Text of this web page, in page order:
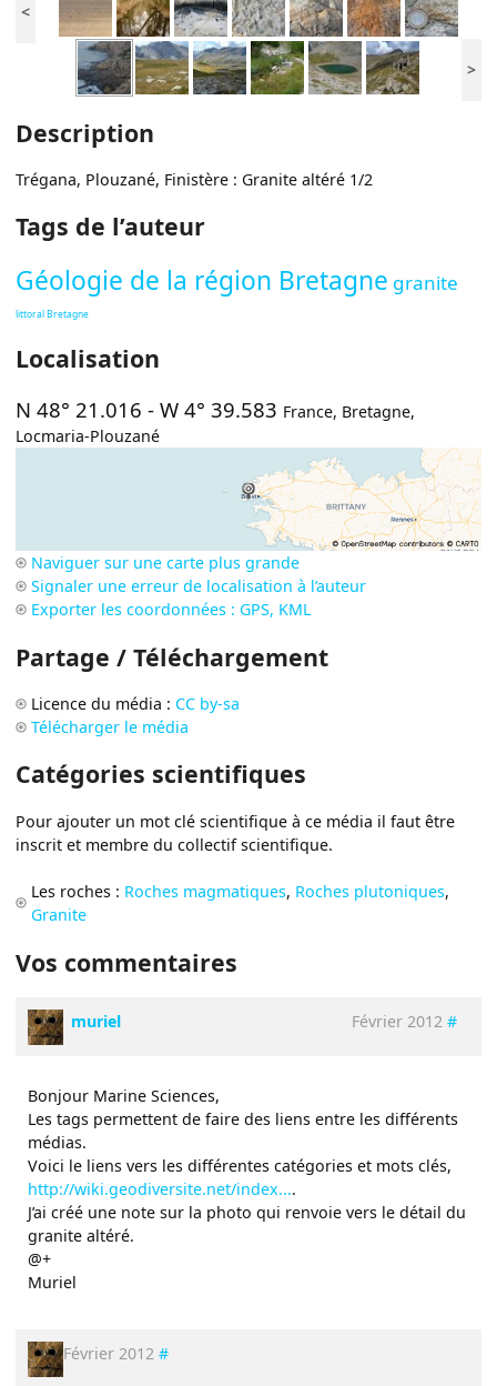
<
>
Description
Trégana, Plouzané, Finistère : Granite altéré 1/2
Tags de l’auteur
Géologie de la région Bretagne granite
littoral Bretagne
Localisation
N 48° 21.016 -W 4° 39.583 France, Bretagne,
Locmaria-Plouzané
Naviguer sur une carte plus grande
Signaler une erreur de localisation à l’auteur
Exporter les coordonnées : GPS, KML
Partage / Téléchargement
Licence du média : CC by-sa
Télécharger le média
Catégories scientifiques
Pour ajouter un mot clé scientifique à ce média il faut être
inscrit et membre du collectif scientifique.
Les roches : Roches magmatiques, Roches plutoniques,
Granite
Vos commentaires
muriel Février 2012 #
Bonjour Marine Sciences,
Les tags permettent de faire des liens entre les différents
médias.
Voici le liens vers les différentes catégories et mots clés,
http://wiki.geodiversite.net/index....
J’ai créé une note sur la photo qui renvoie vers le détail du
granite altéré.
@+
Muriel
Février 2012 #